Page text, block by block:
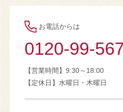
お電話からは
0120-99-
【営業時間】9:30～18:00
【定休日】水曜日・木曜日